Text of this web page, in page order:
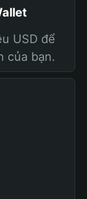
USD để
của bạn.